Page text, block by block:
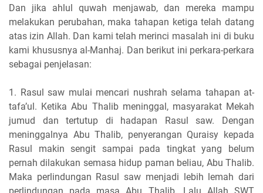
Dan jika ahlul quwah menjawab, dan mereka mampu
melakukan perubahan, maka tahapan ketiga telah datang
atas izin Allah. Dan kami telah merinci masalah ini di buku
kami khususnya al-Manhaj. Dan berikut ini perkara-perkara
sebagai penjelasan:
1. Rasul saw mulai mencari nushrah selama tahapan at-
tafa’ul. Ketika Abu Thalib meninggal, masyarakat Mekah
jumud dan tertutup di hadapan Rasul saw. Dengan
meninggalnya Abu Thalib, penyerangan Quraisy kepada
Rasul makin sengit sampai pada tingkat yang belum
pernah dilakukan semasa hidup paman beliau, Abu Thalib.
Maka perlindungan Rasul saw menjadi lebih lemah dari